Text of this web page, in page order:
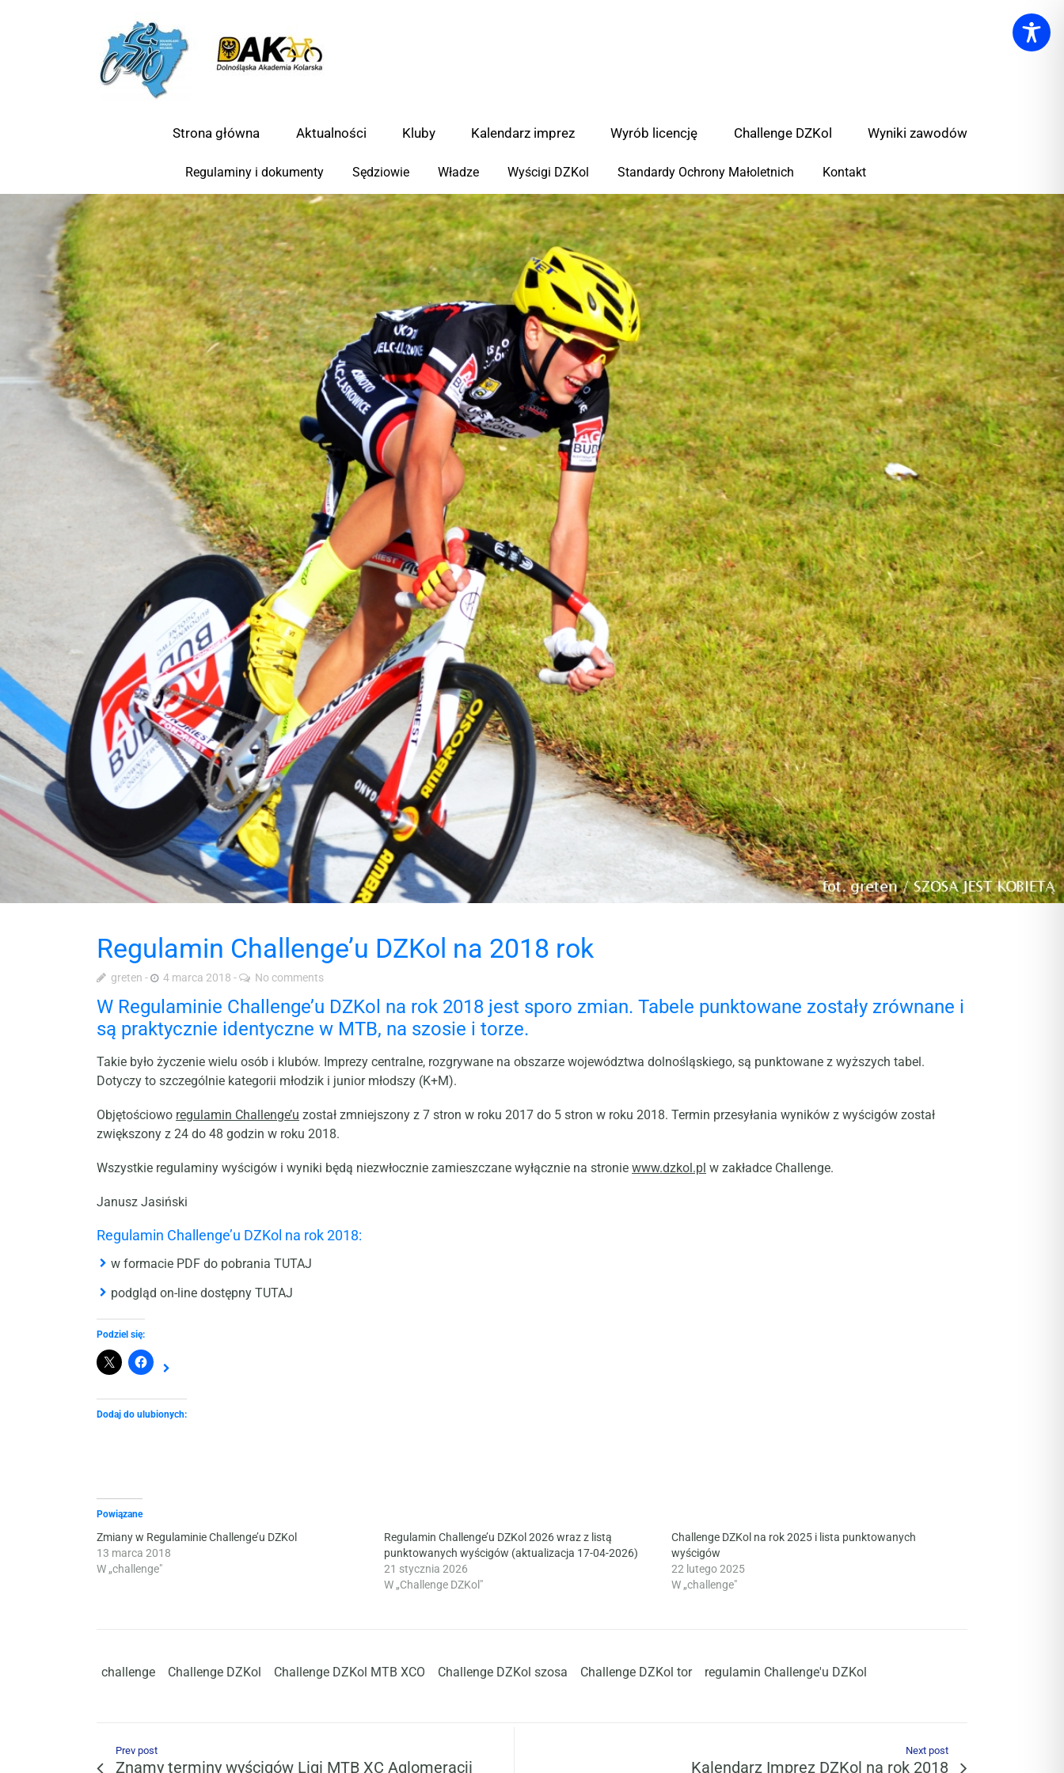
Strona główna Aktualności Kluby Kalendarz imprez Wyrób licencję Challenge DZKol Wyniki zawodów
Regulaminy i dokumenty Sędziowie Władze Wyścigi DZKol Standardy Ochrony Małoletnich Kontakt
Regulamin Challenge’u DZKol na 2018 rok
greten 4 marca 2018 No comments
W Regulaminie Challenge’u DZKol na rok 2018 jest sporo zmian. Tabele punktowane zostały zrównane i
są praktycznie identyczne w MTB, na szosie i torze.
Takie było życzenie wielu osób i klubów. Imprezy centralne, rozgrywane na obszarze województwa dolnośląskiego, są punktowane z wyższych tabel.
Dotyczy to szczególnie kategorii młodzik i junior młodszy (K+M).
Objętościowo regulamin Challenge’u został zmniejszony z 7 stron w roku 2017 do 5 stron w roku 2018. Termin przesyłania wyników z wyścigów został
zwiększony z 24 do 48 godzin w roku 2018.
Wszystkie regulaminy wyścigów i wyniki będą niezwłocznie zamieszczane wyłącznie na stronie www.dzkol.pl w zakładce Challenge.
Janusz Jasiński
Regulamin Challenge’u DZKol na rok 2018:
w formacie PDF do pobrania TUTAJ
podgląd on-line dostępny TUTAJ
Podziel się:
Dodaj do ulubionych:
Powiązane
Zmiany w Regulaminie Challenge’u DZKol
13 marca 2018
W „challenge"
Regulamin Challenge’u DZKol 2026 wraz z listą
punktowanych wyścigów (aktualizacja 17-04-2026)
21 stycznia 2026
W „Challenge DZKol"
Challenge DZKol na rok 2025 i lista punktowanych
wyścigów
22 lutego 2025
W „challenge"
challenge Challenge DZKol Challenge DZKol MTB XCO Challenge DZKol szosa Challenge DZKol tor regulamin Challenge'u DZKol
Prev post
Znamy terminy wyścigów Ligi MTB XC Aglomeracji
Next post
Kalendarz Imprez DZKol na rok 2018